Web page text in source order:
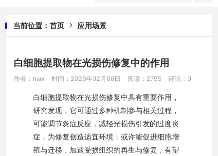
当前位置： 首页 应用场景
白细胞提取物在光损伤修复中的作用
作者：max 时间：2026年02月06日 阅读：2795 评论：0
白细胞提取物在光损伤修复中具有重要作用，
研究发现，它可通过多种机制参与相关过程，
可能调节炎症反应，减轻光损伤引发的过度炎
症，为修复创造适宜环境；或许能促进细胞增
殖与迁移，加速受损组织的再生与修复，有望